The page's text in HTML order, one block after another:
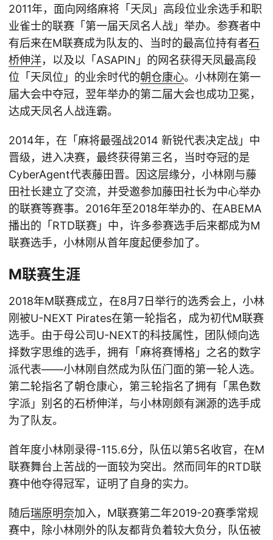
2011年，面向网络麻将「天凤」高段位业余选手和职
业雀士的联赛「第一届天凤名人战」举办。参赛者中
有后来在M联赛成为队友的、当时的最高位持有者石
桥伸洋，以及以「ASAPIN」的网名获得天凤最高段
位「天凤位」的业余时代的朝仓康心。小林刚在第一
届大会中夺冠，翌年举办的第二届大会也成功卫冕，
达成天凤名人战连霸。
2014年，在「麻将最强战2014 新锐代表决定战」中
晋级，进入决赛，最终获得第三名，当时夺冠的是
CyberAgent代表藤田晋。因这层缘分，小林刚与藤
田社长建立了交流，并受邀参加藤田社长为中心举办
的联赛等赛事。2016年至2018年举办的、在ABEMA
播出的「RTD联赛」中，许多参赛选手后来都成为M
联赛选手，小林刚从首年度起便参加了。
M联赛生涯
2018年M联赛成立，在8月7日举行的选秀会上，小林
刚被U-NEXT Pirates在第一轮指名，成为初代M联赛
选手。由于母公司U-NEXT的科技属性，团队倾向选
择数字思维的选手，拥有「麻将赛博格」之名的数字
派代表——小林刚自然成为队伍门面的第一轮人选。
第二轮指名了朝仓康心，第三轮指名了拥有「黑色数
字派」别名的石桥伸洋，与小林刚颇有渊源的选手成
为了队友。
首年度小林刚录得-115.6分，队伍以第5名收官，在M
联赛舞台上苦战的一面较为突出。然而同年的RTD联
赛中他夺得冠军，证明了自身的实力。
随后瑞原明奈加入，M联赛第二年2019-20赛季常规
赛中，除小林刚外的队友都背负着较大负分，队伍被